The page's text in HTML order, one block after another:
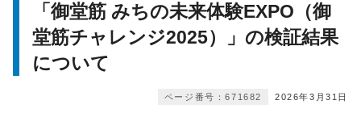
「御堂筋 みちの未来体験EXPO（御
堂筋チャレンジ2025）」の検証結果
について
2026年3月31日
ページ番号：671682